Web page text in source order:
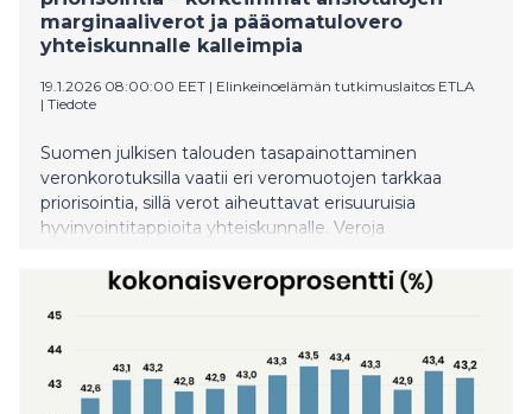
marginaaliverot ja pääomatulovero
yhteiskunnalle kalleimpia
19.1.2026 08:00:00 EET | Elinkeinoelämän tutkimuslaitos ETLA
| Tiedote
Suomen julkisen talouden tasapainottaminen
veronkorotuksilla vaatii eri veromuotojen tarkkaa
priorisointia, sillä verot aiheuttavat erisuuruisia
hyvinvointitappioita yhteiskunnalle. Veroja
veropohjat ovat erittäin herkkiä käyttäytymiselle.
Tuoreen Etla-tutkimuksen mukaan yhden euron
keräämisen kustannukset nousevat verotuksen
aiheuttamien käyttäytymisvaikutusten vuoksi yli
yhden euron. Erityisen suureksi haitat tunnistetaan
ansiotuloverotuksen ylimpien marginaaliverojen